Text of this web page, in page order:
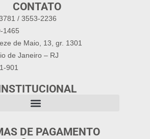
CONTATO
/ 3553-2236
1465
de Maio, 13, gr. 1301
de Janeiro – RJ
901
DE PAGAMENTO